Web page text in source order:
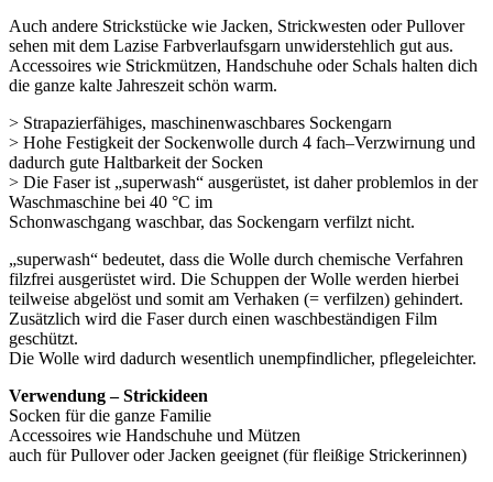
Auch andere Strickstücke wie Jacken, Strickwesten oder Pullover
sehen mit dem Lazise Farbverlaufsgarn unwiderstehlich gut aus.
Accessoires wie Strickmützen, Handschuhe oder Schals halten dich
die ganze kalte Jahreszeit schön warm.
> Strapazierfähiges, maschinenwaschbares Sockengarn
> Hohe Festigkeit der Sockenwolle durch 4 fach–Verzwirnung und
dadurch gute Haltbarkeit der Socken
> Die Faser ist „superwash“ ausgerüstet, ist daher problemlos in der
Waschmaschine bei 40 °C im
Schonwaschgang waschbar, das Sockengarn verfilzt nicht.
„superwash“ bedeutet, dass die Wolle durch chemische Verfahren
filzfrei ausgerüstet wird. Die Schuppen der Wolle werden hierbei
teilweise abgelöst und somit am Verhaken (= verfilzen) gehindert.
Zusätzlich wird die Faser durch einen waschbeständigen Film
geschützt.
Die Wolle wird dadurch wesentlich unempfindlicher, pflegeleichter.
Verwendung – Strickideen
Socken für die ganze Familie
Accessoires wie Handschuhe und Mützen
auch für Pullover oder Jacken geeignet (für fleißige Strickerinnen)